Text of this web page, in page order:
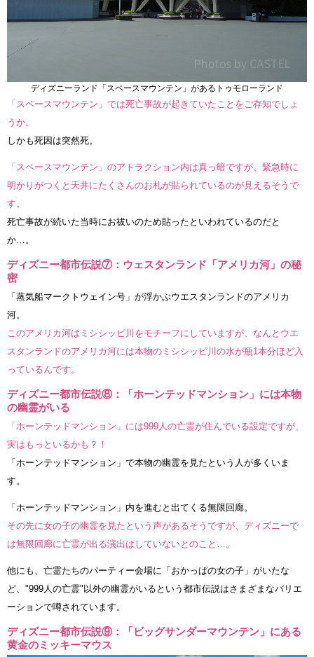
ディズニーランド「スペースマウンテン」があるトゥモローランド
「スペースマウンテン」では死亡事故が起きていたことをご存知でしょ
うか。
しかも死因は突然死。
「スペースマウンテン」のアトラクション内は真っ暗ですが、緊急時に
明かりがつくと天井にたくさんのお札が貼られているのが見えるそうで
す。
死亡事故が続いた当時にお祓いのため貼ったといわれているのだと
か…。
ディズニー都市伝説⑦：ウェスタンランド「アメリカ河」の秘
密
「蒸気船マークトウェイン号」が浮かぶウエスタンランドのアメリカ
河。
このアメリカ河はミシシッピ川をモチーフにしていますが、なんとウエ
スタンランドのアメリカ河には本物のミシシッピ川の水が瓶1本分ほど入
っているんです。
ディズニー都市伝説⑧：「ホーンテッドマンション」には本物
の幽霊がいる
「ホーンテッドマンション」には999人の亡霊が住んでいる設定ですが、
実はもっといるかも？！
「ホーンテッドマンション」で本物の幽霊を見たという人が多くいま
す。
「ホーンテッドマンション」内を進むと出てくる無限回廊。
その先に女の子の幽霊を見たという声があるそうですが、ディズニーで
は無限回廊に亡霊が出る演出はしていないとのこと…。
他にも、亡霊たちのパーティー会場に「おかっぱの女の子」がいたな
ど、"999人の亡霊"以外の幽霊がいるという都市伝説はさまざまなバリエ
ーションで噂されています。
ディズニー都市伝説⑨：「ビッグサンダーマウンテン」にある
黄金のミッキーマウス